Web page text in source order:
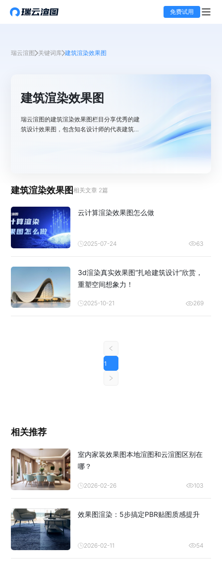
免费试用
瑞云渲图 关键词库 建筑渲染效果图
建筑渲染效果图
瑞云渲图的建筑渲染效果图栏目分享优秀的建
筑设计效果图，包含知名设计师的代表建筑作
建筑渲染效果图相关文章 2篇
云计算渲染效果图怎么做
2025-07-24 63
3d渲染真实效果图“扎哈建筑设计”欣赏，
重塑空间想象力！
2025-10-21 269
1
相关推荐
室内家装效果图本地渲图和云渲图区别在
哪？
2026-02-26 103
效果图渲染：5步搞定PBR贴图质感提升
2026-02-11 54